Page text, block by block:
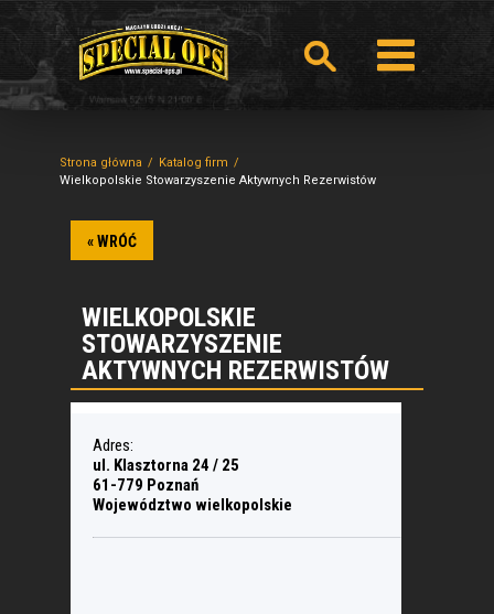
Strona główna
Katalog firm
Wielkopolskie Stowarzyszenie Aktywnych Rezerwistów
« WRÓĆ
WIELKOPOLSKIE
STOWARZYSZENIE
AKTYWNYCH REZERWISTÓW
Adres:
ul. Klasztorna 24 / 25
61-779 Poznań
Województwo wielkopolskie